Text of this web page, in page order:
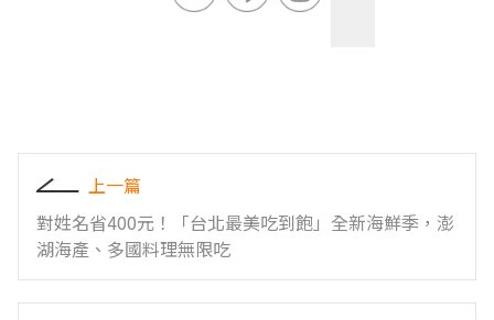
上一篇
對姓名省400元！「台北最美吃到飽」全新海鮮季，澎
湖海產、多國料理無限吃